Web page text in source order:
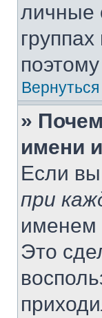
личные
»
имени
Если
при
именем
Это